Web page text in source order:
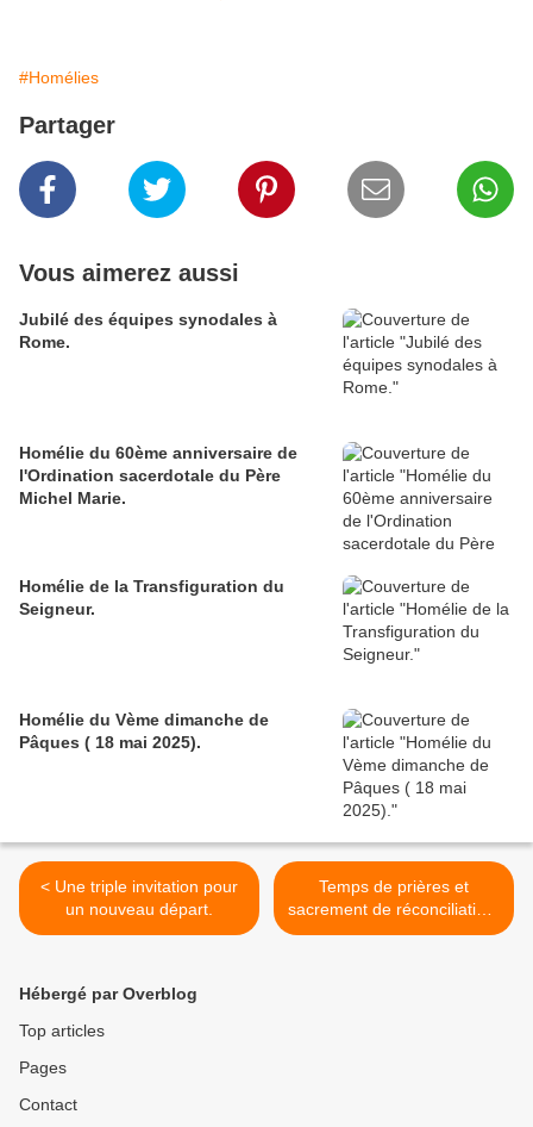
#Homélies
Partager
Vous aimerez aussi
Jubilé des équipes synodales à
Rome.
Homélie du 60ème anniversaire de
l'Ordination sacerdotale du Père
Michel Marie.
Homélie de la Transfiguration du
Seigneur.
Homélie du Vème dimanche de
Pâques ( 18 mai 2025).
< Une triple invitation pour
un nouveau départ.
Temps de prières et
sacrement de réconciliation.
>
Hébergé par Overblog
Top articles
Pages
Contact